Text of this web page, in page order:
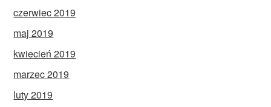
czerwiec 2019
maj 2019
kwiecień 2019
marzec 2019
luty 2019